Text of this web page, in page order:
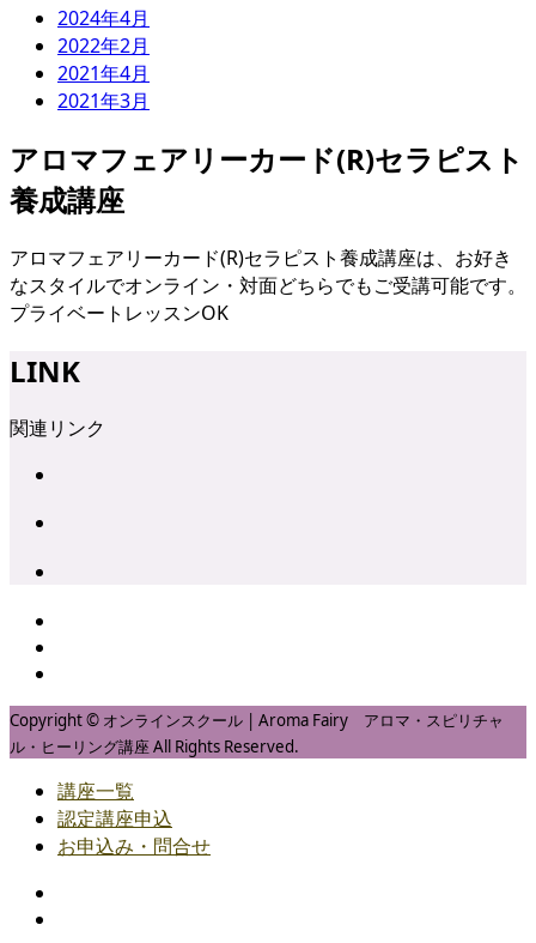
2024年4月
2022年2月
2021年4月
2021年3月
アロマフェアリーカード(R)セラピスト
養成講座
アロマフェアリーカード(R)セラピスト養成講座は、お好き
なスタイルでオンライン・対面どちらでもご受講可能です。
プライベートレッスンOK
LINK
関連リンク
Copyright © オンラインスクール | Aroma Fairy アロマ・スピリチャ
ル・ヒーリング講座 All Rights Reserved.
講座一覧
認定講座申込
お申込み・問合せ